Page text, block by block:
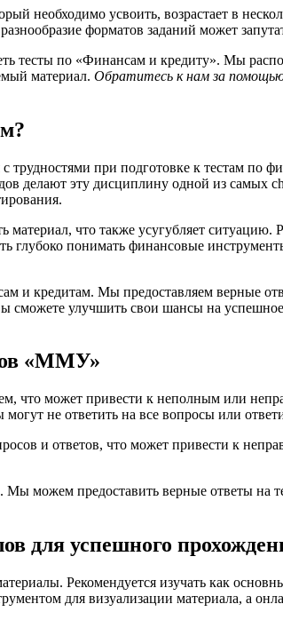
необходимо усвоить, возрастает в
форматов заданий может
тесты по «Финансам и кредиту». Мы
материал. Обратитесь к нам за
при подготовке к тестам по
делают эту дисциплину одной из самых
что также усугубляет ситуацию.
глубоко понимать финансовые
и кредитам. Мы предоставляем верные
улучшить свои шансы на
«ММУ»
что может привести к неполным или
не ответить на все вопросы или
и ответов, что может привести к
можем предоставить верные ответы на
для успешного
Рекомендуется изучать как
для визуализации материала, а